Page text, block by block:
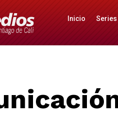
Inicio Series